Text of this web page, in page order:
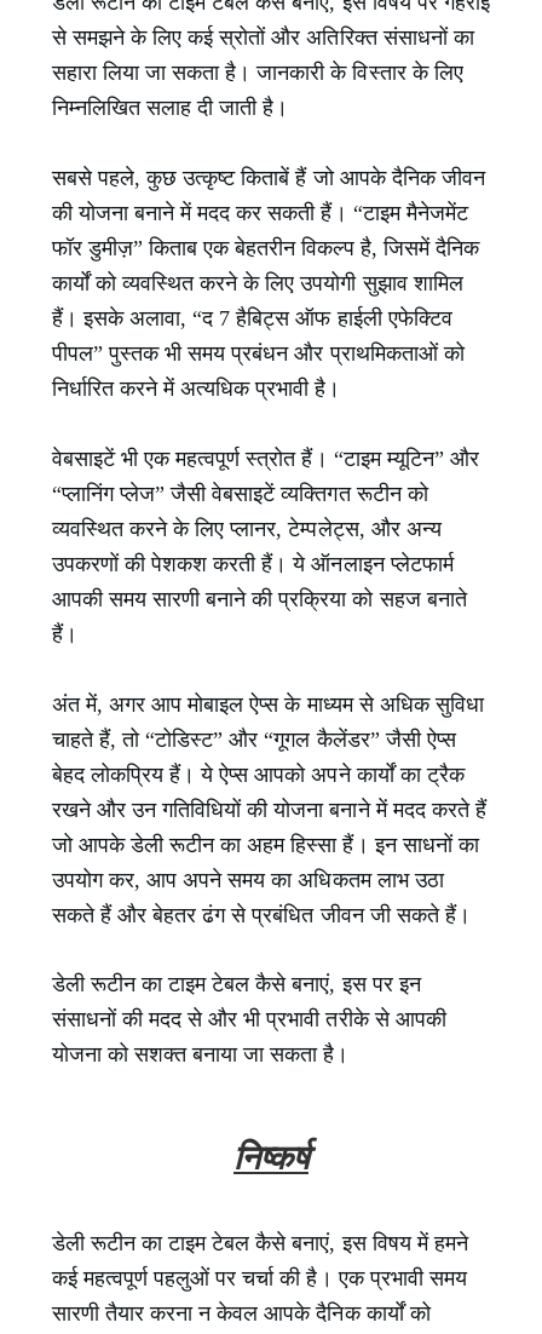
से समझने के लिए कई स्रोतों और अतिरिक्त संसाधनों का
सहारा लिया जा सकता है। जानकारी के विस्तार के लिए
निम्नलिखित सलाह दी जाती है।
सबसे पहले, कुछ उत्कृष्ट किताबें हैं जो आपके दैनिक जीवन
की योजना बनाने में मदद कर सकती हैं। “टाइम मैनेजमेंट
फॉर डुमीज़” किताब एक बेहतरीन विकल्प है, जिसमें दैनिक
कार्यों को व्यवस्थित करने के लिए उपयोगी सुझाव शामिल
हैं। इसके अलावा, “द 7 हैबिट्स ऑफ हाईली एफेक्टिव
पीपल” पुस्तक भी समय प्रबंधन और प्राथमिकताओं को
निर्धारित करने में अत्यधिक प्रभावी है।
वेबसाइटें भी एक महत्वपूर्ण स्त्रोत हैं। “टाइम म्यूटिन” और
“प्लानिंग प्लेज” जैसी वेबसाइटें व्यक्तिगत रूटीन को
व्यवस्थित करने के लिए प्लानर, टेम्पलेट्स, और अन्य
उपकरणों की पेशकश करती हैं। ये ऑनलाइन प्लेटफार्म
आपकी समय सारणी बनाने की प्रक्रिया को सहज बनाते
हैं।
अंत में, अगर आप मोबाइल ऐप्स के माध्यम से अधिक सुविधा
चाहते हैं, तो “टोडिस्ट” और “गूगल कैलेंडर” जैसी ऐप्स
बेहद लोकप्रिय हैं। ये ऐप्स आपको अपने कार्यों का ट्रैक
रखने और उन गतिविधियों की योजना बनाने में मदद करते हैं
जो आपके डेली रूटीन का अहम हिस्सा हैं। इन साधनों का
उपयोग कर, आप अपने समय का अधिकतम लाभ उठा
सकते हैं और बेहतर ढंग से प्रबंधित जीवन जी सकते हैं।
डेली रूटीन का टाइम टेबल कैसे बनाएं, इस पर इन
संसाधनों की मदद से और भी प्रभावी तरीके से आपकी
योजना को सशक्त बनाया जा सकता है।
निष्कर्ष
डेली रूटीन का टाइम टेबल कैसे बनाएं, इस विषय में हमने
कई महत्वपूर्ण पहलुओं पर चर्चा की है। एक प्रभावी समय
सारणी तैयार करना न केवल आपके दैनिक कार्यों को